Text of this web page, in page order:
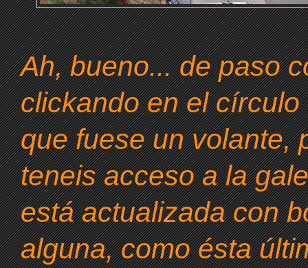
Ah, bueno... de paso
clickando en el
que fuese un volante,
teneis acceso a la
está actualizada con
alguna, como ésta